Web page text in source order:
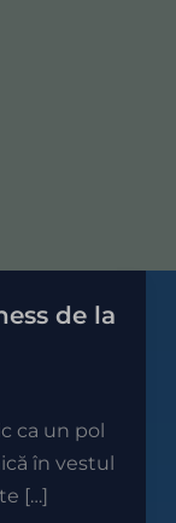
de la
ca un pol
în vestul
[…]